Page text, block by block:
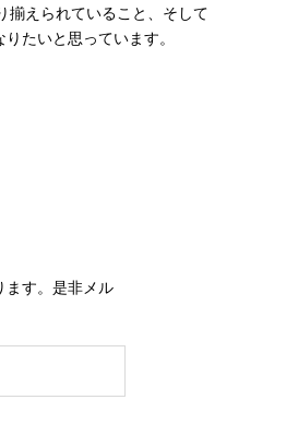
揃えられていること、そして
たいと思っています。
ます。是非メル